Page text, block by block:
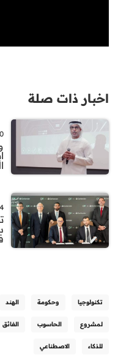
اخبار ذات صلة
تكنولوجيا وحكومة الهند
لمشروع الحاسوب الفائق
للذكاء الاصطناعي